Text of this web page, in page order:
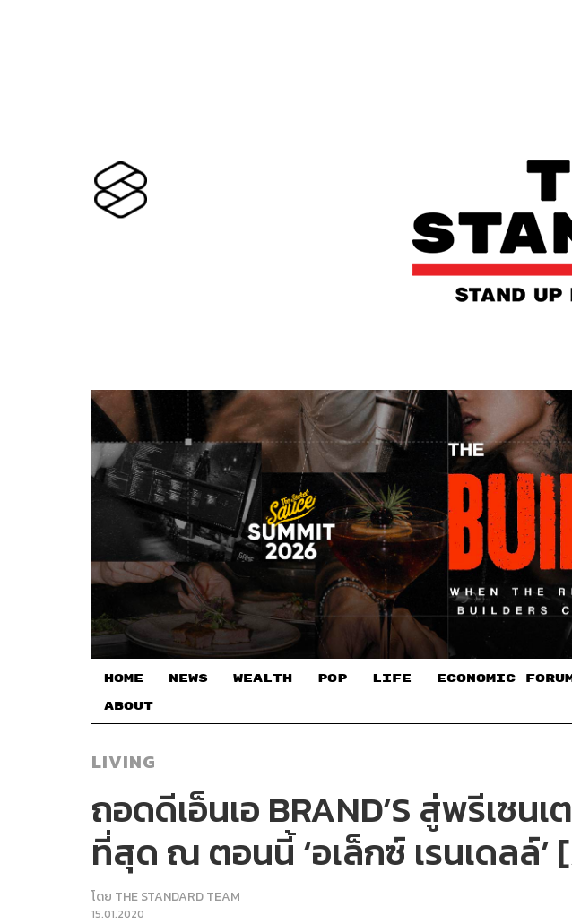
HOME NEWS WEALTH POP LIFE ECONOMIC
ABOUT
LIVING
ถอดดีเอ็นเอ BRAND’S สู่พรีเซ
ที่สุด ณ ตอนนี้ ‘อเล็กซ์ เรนเดลล์
โดย THE STANDARD TEAM
15.01.2020